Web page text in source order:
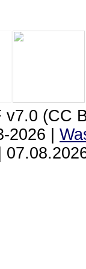
v7.0 (CC
|